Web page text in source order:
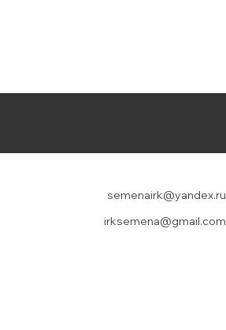
semenairk@yandex.ru
irksemena@gmail.com